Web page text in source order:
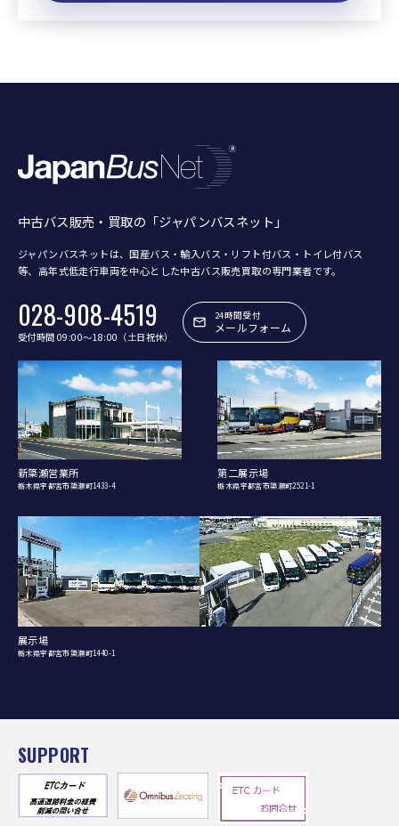
中古バス販売・買取の「ジャパンバスネット」
ジャパンバスネットは、国産バス・輸入バス・リフト付バス・トイレ付バス
等、 高年式低走行車両を中心とした中古バス販売買取の専門業者です。
028-908-4519
受付時間 09:00〜18:00（土日祝休）
24時間受付
メールフォーム
新簗瀬営業所
栃木県宇都宮市簗瀬町1433-4
第二展示場
栃木県宇都宮市簗瀬町2521-1
展示場
栃木県宇都宮市簗瀬町1440-1
SUPPORT